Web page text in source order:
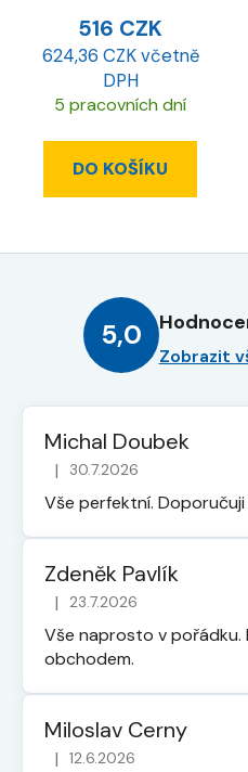
516 CZK
624,36 CZK včetně
DPH
5 pracovních dní
DO KOŠÍKU
5,0
Zobrazit
Michal Doubek
Hodnocení obchodu je 5
| 30.7.2026
Vše perfektní. Doporučuji
Zdeněk Pavlík
Hodnocení obchodu je 5
| 23.7.2026
Vše naprosto v pořádku.
obchodem.
Miloslav Cerny
Hodnocení obchodu je 5
| 12.6.2026